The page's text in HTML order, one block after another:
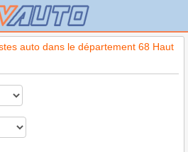
auto dans le département 68 Haut